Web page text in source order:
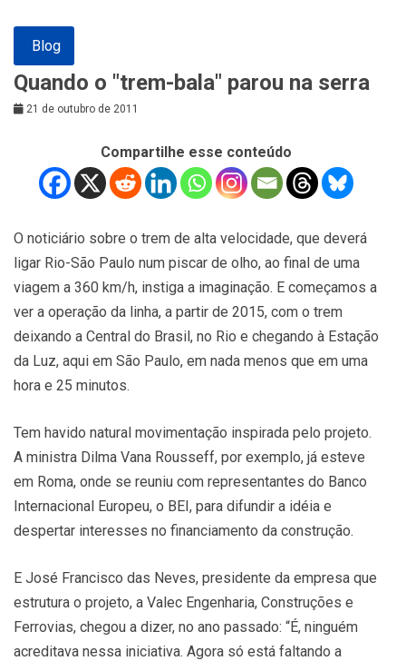
Blog
Quando o "trem-bala" parou na serra
21 de outubro de 2011
Compartilhe esse conteúdo
O noticiário sobre o trem de alta velocidade, que deverá
ligar Rio-São Paulo num piscar de olho, ao final de uma
viagem a 360 km/h, instiga a imaginação. E começamos a
ver a operação da linha, a partir de 2015, com o trem
deixando a Central do Brasil, no Rio e chegando à Estação
da Luz, aqui em São Paulo, em nada menos que em uma
hora e 25 minutos.
Tem havido natural movimentação inspirada pelo projeto.
A ministra Dilma Vana Rousseff, por exemplo, já esteve
em Roma, onde se reuniu com representantes do Banco
Internacional Europeu, o BEI, para difundir a idéia e
despertar interesses no financiamento da construção.
E José Francisco das Neves, presidente da empresa que
estrutura o projeto, a Valec Engenharia, Construções e
Ferrovias, chegou a dizer, no ano passado: “É, ninguém
acreditava nessa iniciativa. Agora só está faltando a